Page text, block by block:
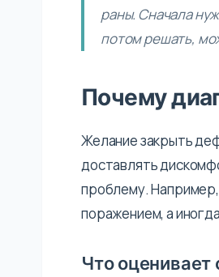
раны. Сначала
потом решать,
Почему
Желание закрыть
доставлять
проблему. Например,
поражением, а
Что оценивает